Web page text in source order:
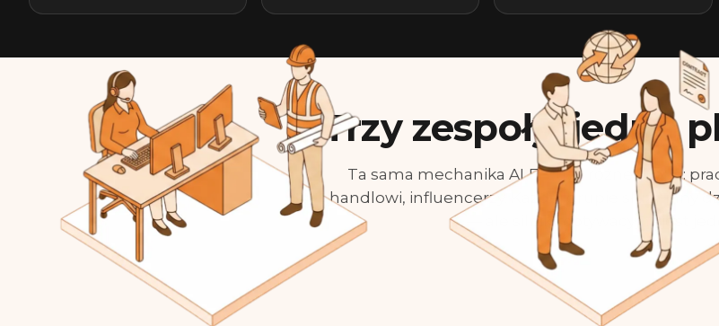
Trzy zespoły, jedna
Ta sama mechanika ALEF, trzy różne grona:
handlowi, influencerzy. Każdej grupie służy inny
— ale silnik motywacyjny jest